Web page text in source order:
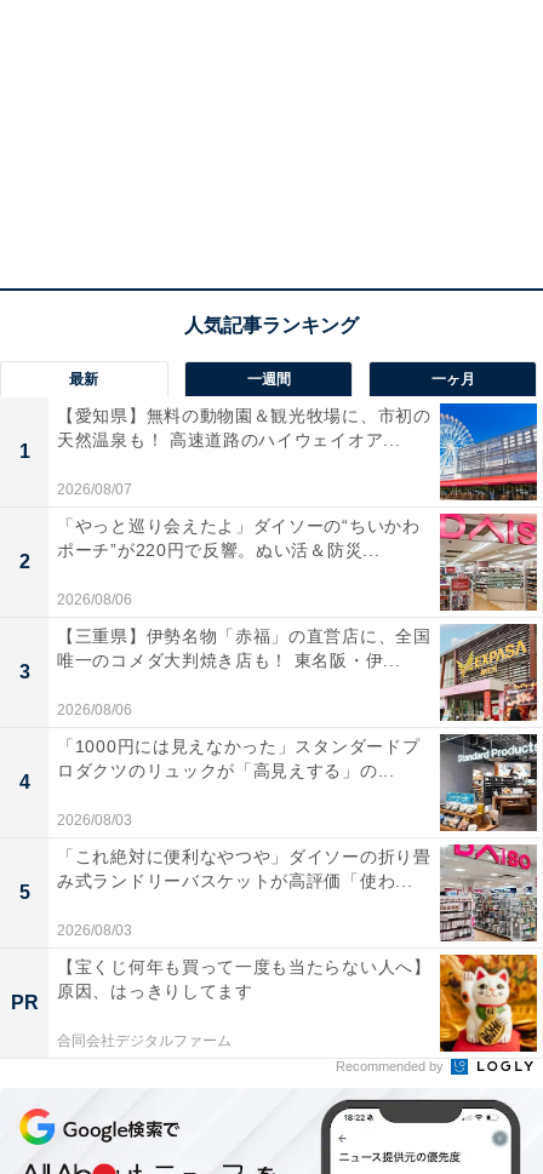
最新 一週間 一ヶ月
1
【愛知県】無料の動物園＆観光牧場に、市初の
天然温泉も！ 高速道路のハイウェイオア...
2026/08/07
2
「やっと巡り会えたよ」ダイソーの“ちいかわ
ポーチ”が220円で反響。ぬい活＆防災...
2026/08/06
3
【三重県】伊勢名物「赤福」の直営店に、全国
唯一のコメダ大判焼き店も！ 東名阪・伊...
2026/08/06
4
「1000円には見えなかった」スタンダードプ
ロダクツのリュックが「高見えする」の...
2026/08/03
5
「これ絶対に便利なやつや」ダイソーの折り畳
み式ランドリーバスケットが高評価「使わ...
2026/08/03
PR
【宝くじ何年も買って一度も当たらない人へ】
原因、はっきりしてます
合同会社デジタルファーム
Recommended by